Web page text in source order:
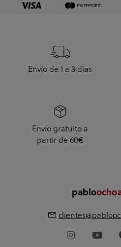
Envío de 1 a 3 días
Envío gratuito a
partir de 60€
pablo